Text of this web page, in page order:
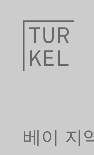
베이 지